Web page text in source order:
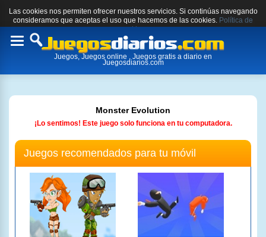
Las cookies nos permiten ofrecer nuestros servicios. Si continúas navegando
consideramos que aceptas el uso que hacemos de las cookies. Política de
cookies.
Toggle
Juegos, Juegos online , Juegos gratis a diario en
Juegosdiarios.com
Monster Evolution
¡Lo sentimos! Este juego solo funciona en tu computadora.
Juegos recomendados para tu móvil